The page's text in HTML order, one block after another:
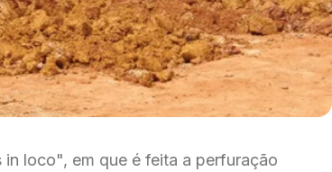
loco", em que é feita a perfuração